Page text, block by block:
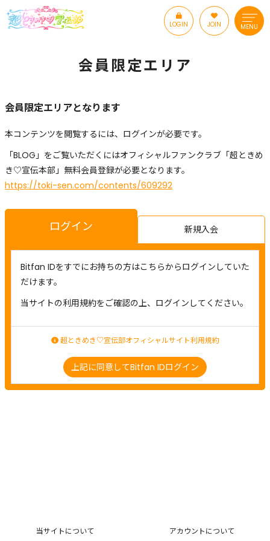
LOGIN JOIN MENU
会員限定エリア
会員限定エリアとなります
本コンテンツを閲覧するには、ログインが必要です。
「BLOG」をご覧いただくにはオフィシャルファンクラブ「超ときめ
き♡宣伝本部」無料会員登録が必要となります。
https://toki-sen.com/contents/609292
ログイン 新規入会
Bitfan IDをすでにお持ちの方はこちらからログインしていた
だけます。
当サイトの利用規約をご確認の上、ログインしてください。
超ときめき♡宣伝部オフィシャルサイト利用規約
上記に同意してBitfan IDログイン
当サイトについて アカウントについて